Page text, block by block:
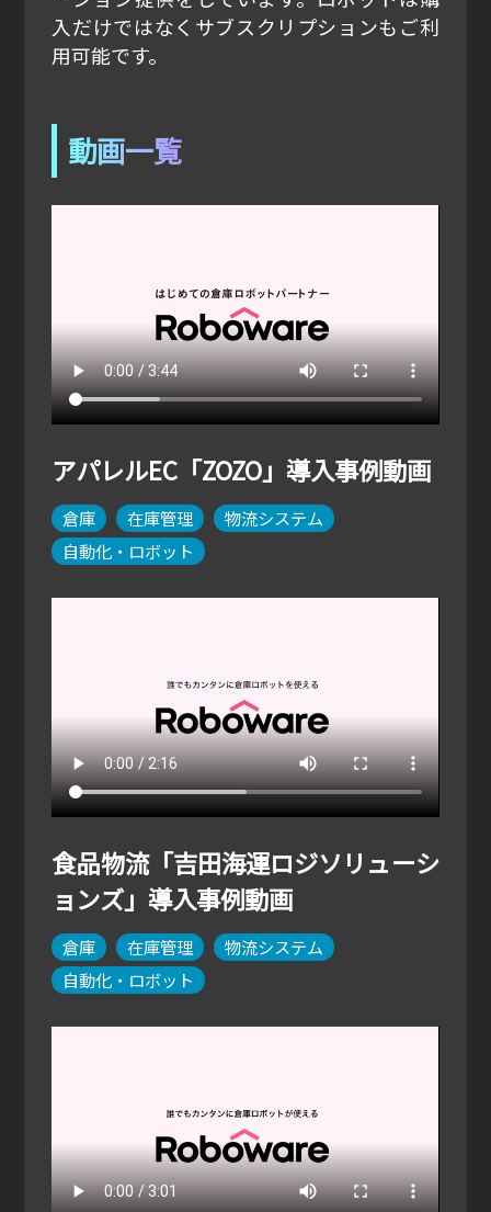
入だけではなくサブスクリプションもご利
用可能です。
動画一覧
アパレルEC「ZOZO」導入事例動画
倉庫 在庫管理
物流システム
自動化・ロボット
食品物流「吉田海運ロジソリューシ
ョンズ」導入事例動画
倉庫 在庫管理
物流システム
自動化・ロボット